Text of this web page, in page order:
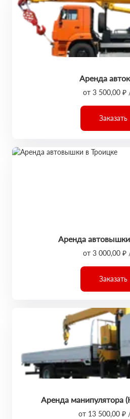
Аренда
от 3 500,00 ₽
Заказать
Аренда
от 3 000,00 ₽
Заказать
Аренда манипулятора
от 13 500,00 ₽